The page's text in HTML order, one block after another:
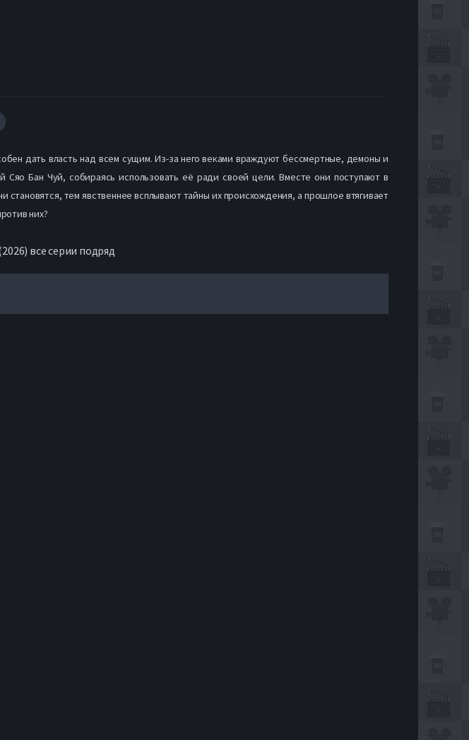
дать власть над всем сущим. Из-за него веками враждуют бессмертные, демоны и
Бан Чуй, собираясь использовать её ради своей цели. Вместе они поступают в
тем явственнее всплывают тайны их происхождения, а прошлое втягивает
них?
все серии подряд